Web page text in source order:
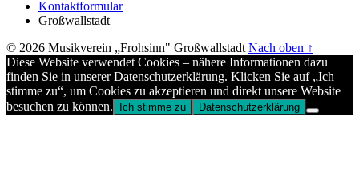
Kontaktformular
Großwallstadt
© 2026 Musikverein „Frohsinn" Großwallstadt Nach oben ↑
Diese Website verwendet Cookies – nähere Informationen dazu
finden Sie in unserer Datenschutzerklärung. Klicken Sie auf „Ich
stimme zu“, um Cookies zu akzeptieren und direkt unsere Website
besuchen zu können.
Ich stimme zu Datenschutzerklärung